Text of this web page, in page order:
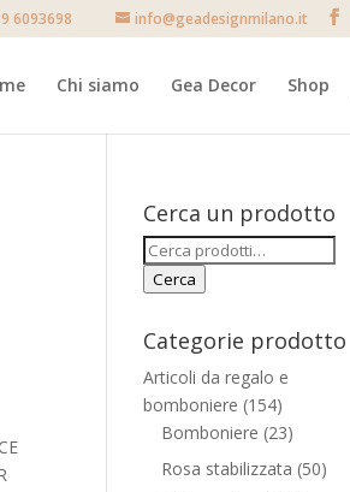
6093698 info@geadesignmilano.it
Chi siamo Gea Decor Shop
Cerca un prodotto
Cerca:
Cerca
Categorie prodotto
Articoli da regalo e
bomboniere (154)
Bomboniere (23)
Rosa stabilizzata (50)